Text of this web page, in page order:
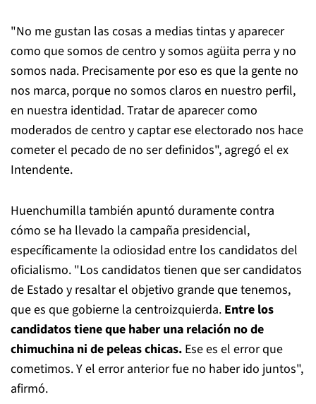
"No me gustan las cosas a medias tintas y aparecer
como que somos de centro y somos agüita perra y no
somos nada. Precisamente por eso es que la gente no
nos marca, porque no somos claros en nuestro perfil,
en nuestra identidad. Tratar de aparecer como
moderados de centro y captar ese electorado nos hace
cometer el pecado de no ser definidos", agregó el ex
Intendente.
Huenchumilla también apuntó duramente contra
cómo se ha llevado la campaña presidencial,
específicamente la odiosidad entre los candidatos del
oficialismo. "Los candidatos tienen que ser candidatos
de Estado y resaltar el objetivo grande que tenemos,
que es que gobierne la centroizquierda. Entre los
candidatos tiene que haber una relación no de
chimuchina ni de peleas chicas. Ese es el error que
cometimos. Y el error anterior fue no haber ido juntos",
afirmó.